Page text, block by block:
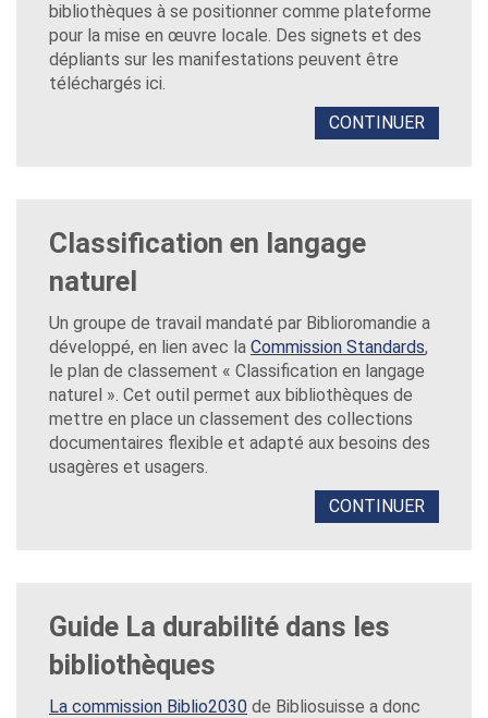
bibliothèques à se positionner comme plateforme
pour la mise en œuvre locale. Des signets et des
dépliants sur les manifestations peuvent être
téléchargés ici.
CONTINUER
Classification en langage
naturel
Un groupe de travail mandaté par Biblioromandie a
développé, en lien avec la Commission Standards,
le plan de classement « Classification en langage
naturel ». Cet outil permet aux bibliothèques de
mettre en place un classement des collections
documentaires flexible et adapté aux besoins des
usagères et usagers.
CONTINUER
Guide La durabilité dans les
bibliothèques
La commission Biblio2030 de Bibliosuisse a donc